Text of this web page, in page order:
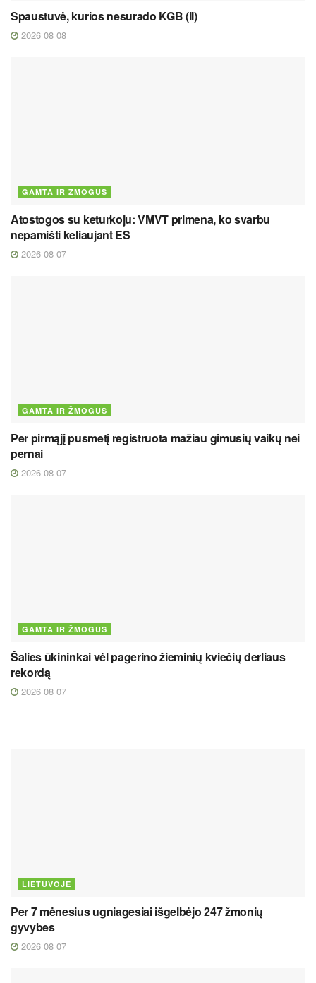
Spaustuvė, kurios nesurado KGB (II)
2026 08 08
GAMTA IR ŽMOGUS
Atostogos su keturkoju: VMVT primena, ko svarbu
nepamišti keliaujant ES
2026 08 07
GAMTA IR ŽMOGUS
Per pirmąjį pusmetį registruota mažiau gimusių vaikų nei
pernai
2026 08 07
GAMTA IR ŽMOGUS
Šalies ūkininkai vėl pagerino žieminių kviečių derliaus
rekordą
2026 08 07
LIETUVOJE
Per 7 mėnesius ugniagesiai išgelbėjo 247 žmonių
gyvybes
2026 08 07